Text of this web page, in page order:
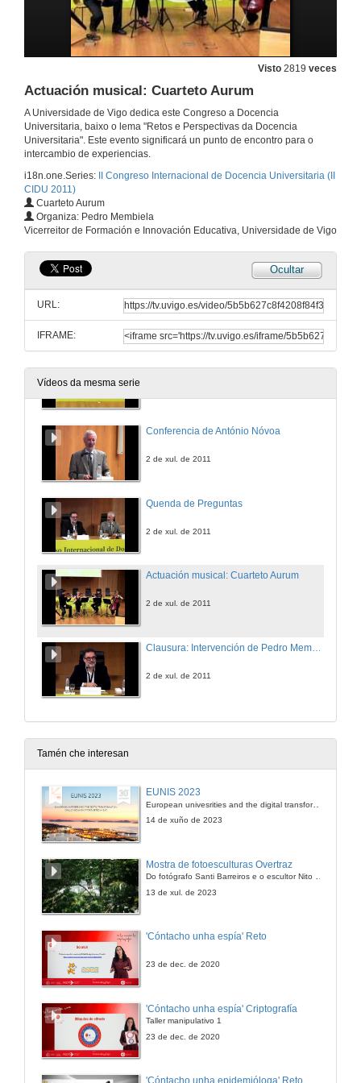
Visto 2819 veces
Actuación musical: Cuarteto Aurum
A Universidade de Vigo dedica este Congreso a Docencia
Universitaria, baixo o lema "Retos e Perspectivas da Docencia
Universitaria". Este evento significará un punto de encontro para o
intercambio de experiencias.
i18n.one.Series:
II Congreso Internacional de Docencia Universitaria (II
CIDU 2011)
Cuarteto Aurum
Organiza: Pedro Membiela
Vicerreitor de Formación e Innovación Educativa, Universidade de Vigo
Ocultar
URL:
IFRAME:
Vídeos da mesma serie
30 de xuño de 2011
Intervención de Mª Victoria Otero Espinar
Intervención de Luis Muñoz
1 de xul. de 2011
Intervención de Cecilia Leâo
1 de xul. de 2011
Conferencia de António Nóvoa
2 de xul. de 2011
Quenda de Preguntas
2 de xul. de 2011
Actuación musical: Cuarteto Aurum
2 de xul. de 2011
2 de xul. de 2011
Tamén che interesan
EUNIS 2023
European univesrities and the digital transformation: challenges and opportunities ahead
14 de xuño de 2023
Mostra de fotoesculturas Overtraz
Do fotógrafo Santi Barreiros e o escultor Nito Contreras.
13 de xul. de 2023
'Cóntacho unha espía' Reto
23 de dec. de 2020
'Cóntacho unha espía' Criptografía
Taller manipulativo 1
23 de dec. de 2020